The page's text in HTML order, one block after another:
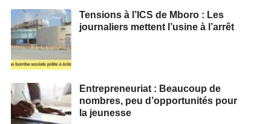
Tensions à l’ICS de Mboro : Les
journaliers mettent l’usine à l’arrêt
Entrepreneuriat : Beaucoup de
nombres, peu d’opportunités pour
la jeunesse